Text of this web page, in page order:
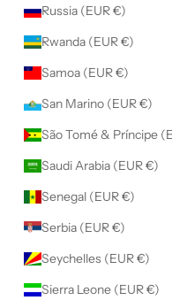
Russia (EUR €)
Rwanda (EUR €)
Samoa (EUR €)
San Marino (EUR €)
São Tomé & Príncipe
Saudi Arabia (EUR €)
Senegal (EUR €)
Serbia (EUR €)
Seychelles (EUR €)
Sierra Leone (EUR €)